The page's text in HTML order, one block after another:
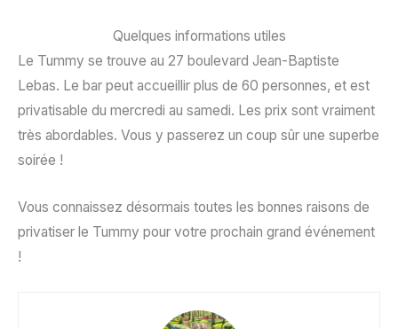
Quelques informations utiles
Le Tummy se trouve au 27 boulevard Jean-Baptiste
Lebas. Le bar peut accueillir plus de 60 personnes, et est
privatisable du mercredi au samedi. Les prix sont vraiment
très abordables. Vous y passerez un coup sûr une superbe
soirée !
Vous connaissez désormais toutes les bonnes raisons de
privatiser le Tummy pour votre prochain grand événement
!